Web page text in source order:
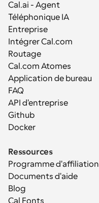
Cal.ai - Agent
Téléphonique IA
Entreprise
Intégrer Cal.com
Routage
Cal.com Atomes
Application de bureau
FAQ
API d'entreprise
Github
Docker
Ressources
Programme d'affiliation
Documents d'aide
Blog
Cal Fonts